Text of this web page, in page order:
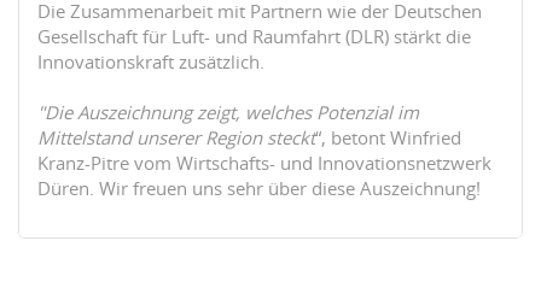
Die Zusammenarbeit mit Partnern wie der Deutschen
Gesellschaft für Luft- und Raumfahrt (DLR) stärkt die
Innovationskraft zusätzlich.
"Die Auszeichnung zeigt, welches Potenzial im
Mittelstand unserer Region steckt“, betont Winfried
Kranz-Pitre vom Wirtschafts- und Innovationsnetzwerk
Düren. Wir freuen uns sehr über diese Auszeichnung!